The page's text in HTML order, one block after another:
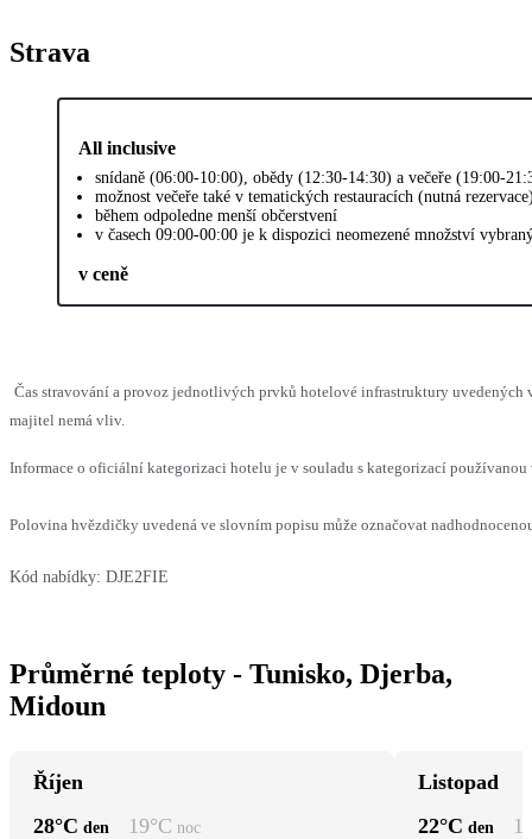
Strava
All inclusive
snídaně (06:00-10:00), obědy (12:30-14:30) a večeře (19:00-
možnost večeře také v tematických restauracích (nutná
během odpoledne menší občerstvení
v časech 09:00-00:00 je k dispozici neomezené množství
v ceně
Čas stravování a provoz jednotlivých prvků hotelové infrastruktury uvedených
majitel nemá vliv.
Informace o oficiální kategorizaci hotelu je v souladu s kategorizací
Polovina hvězdičky uvedená ve slovním popisu může označovat
Kód nabídky: DJE2FIE
Průměrné teploty - Tunisko, Djerba,
Midoun
Říjen
28°C den 19°C noc
Listopad
22°C den